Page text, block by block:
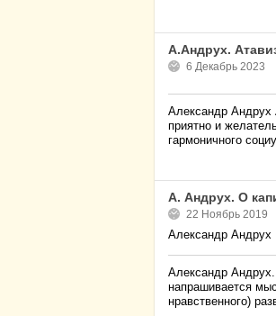
А.Андрух.
6 Декабрь 2023
Александр Андрух
приятно и
гармоничного
А. Андрух. О
22 Ноябрь 2019
Александр Андрух
Александр
напрашивается
нравственного)